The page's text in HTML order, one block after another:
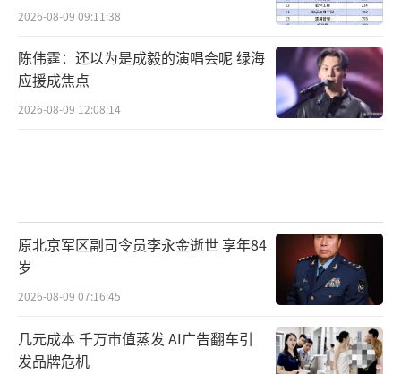
2026-08-09 09:11:38
陈伟霆：还以为是成毅的演唱会呢 绿海
应援成焦点
2026-08-09 12:08:14
原北京军区副司令员李永金逝世 享年84
岁
2026-08-09 07:16:45
几元成本 千万市值蒸发 AI广告翻车引
发品牌危机